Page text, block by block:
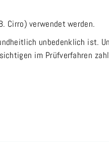
Cirro) verwendet werden.
unbedenklich ist.
im Prüfverfahren